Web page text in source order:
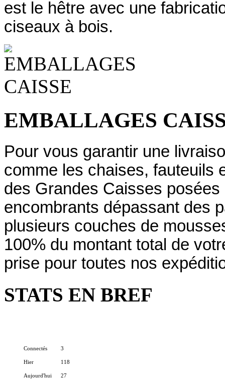
est le hêtre avec une
ciseaux à bois.
EMBALLAGES
Pour vous garantir une
comme les chaises, fauteuils
des Grandes Caisses
encombrants dépassant des
plusieurs couches de
100% du montant total de
prise pour toutes nos
STATS EN BREF
Connectés 3
Hier 118
Aujourd'hui 27